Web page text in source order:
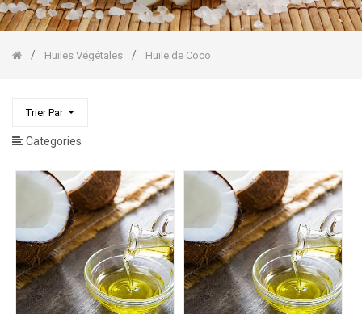
Huiles Végétales Huile de Coco
Trier Par
Categories
Raisin
Huile
Coco
Stockholm
Baumes/Beurres
Végétaux
Huiles
Essentielles
Corps/Visage